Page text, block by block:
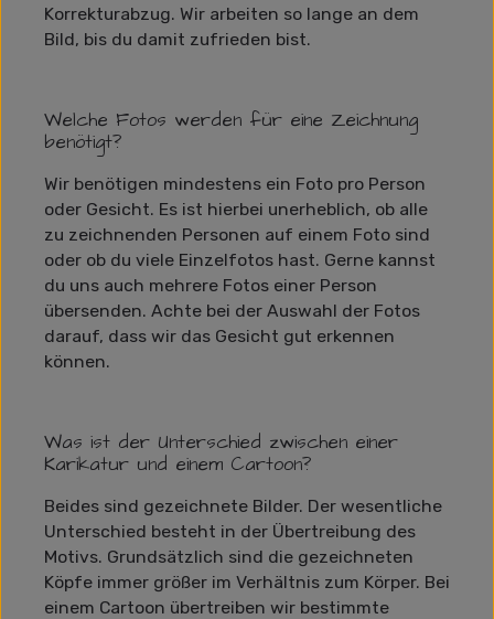
Korrekturabzug. Wir arbeiten so lange an dem
Bild, bis du damit zufrieden bist.
Welche Fotos werden für eine Zeichnung
benötigt?
Wir benötigen mindestens ein Foto pro Person
oder Gesicht. Es ist hierbei unerheblich, ob alle
zu zeichnenden Personen auf einem Foto sind
oder ob du viele Einzelfotos hast. Gerne kannst
du uns auch mehrere Fotos einer Person
übersenden. Achte bei der Auswahl der Fotos
darauf, dass wir das Gesicht gut erkennen
können.
Was ist der Unterschied zwischen einer
Karikatur und einem Cartoon?
Beides sind gezeichnete Bilder. Der wesentliche
Unterschied besteht in der Übertreibung des
Motivs. Grundsätzlich sind die gezeichneten
Köpfe immer größer im Verhältnis zum Körper. Bei
einem Cartoon übertreiben wir bestimmte